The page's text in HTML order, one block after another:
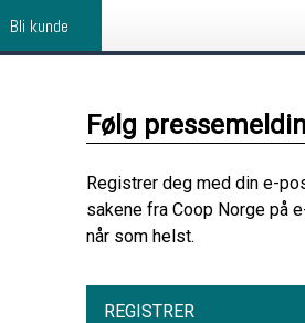
Bli kunde
Følg
Registrer deg med din e-
sakene fra Coop Norge på
når som helst.
REGISTRER